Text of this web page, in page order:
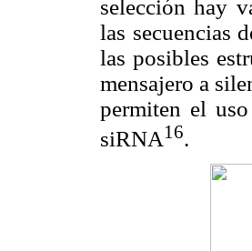
selección hay
las secuencias
las posibles
mensajero a
permiten el
siRNA16.